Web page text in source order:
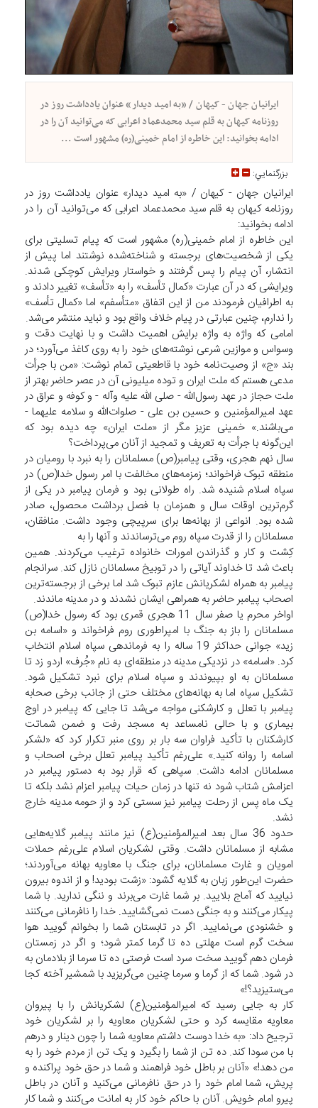
ایرانیان جهان - کیهان / «به امید دیدار» عنوان یادداشت روز در
روزنامه کیهان به قلم سید محمدعماد اعرابی که می‌توانید آن را در
ادامه بخوانید: این خاطره از امام خمینی(ره) مشهور است ...
بزرگنمايي:
ایرانیان جهان - کیهان / «به امید دیدار» عنوان یادداشت روز در
روزنامه کیهان به قلم سید محمدعماد اعرابی که می‌توانید آن را در
ادامه بخوانید:
این خاطره از امام خمینی(ره) مشهور است که پیام تسلیتی برای
یکی از شخصیت‌های برجسته و شناخته‌شده نوشتند اما پیش از
انتشار، آن پیام را پس گرفتند و خواستار ویرایش کوچکی شدند.
ویرایشی که در آن عبارت «کمال تأسف» را به «تأسف» تغییر دادند و
به اطرافیان فرمودند من از این اتفاق «متأسفم» اما «کمال تأسف»
را ندارم، چنین عبارتی در پیام خلاف واقع بود و نباید منتشر می‌شد.
امامی که واژه به واژه برایش اهمیت داشت و با نهایت دقت و
وسواس و موازین شرعی نوشته‌های خود را به روی کاغذ می‌آورد؛ در
بند «ج» از وصیت‌نامه خود با قاطعیتی تمام نوشت: «من با جرأت
مدعی هستم که ملت ایران و توده میلیونی آن در عصر حاضر بهتر از
ملت حجاز در عهد رسول‌الله - صلی الله علیه وآله - و کوفه و عراق در
عهد امیرالمؤمنین و حسین بن علی - صلوات‌الله و سلامه علیهما -
می‌باشند.» خمینی عزیز مگر از «ملت ایران» چه دیده بود که
این‌گونه با جرأت به تعریف و تمجید از آنان می‌پرداخت؟
سال نهم هجری، وقتی پیامبر(ص) مسلمانان را به نبرد با رومیان در
منطقه تبوک فراخواند؛ زمزمه‌های مخالفت با امر رسول خدا(ص) در
سپاه اسلام شنیده شد. راه طولانی بود و فرمان پیامبر در یکی از
گرم‌ترین اوقات سال و همزمان با فصل برداشت محصول، صادر
شده بود. انواعی از بهانه‌ها برای سرپیچی وجود داشت. منافقان،
مسلمانان را از قدرت سپاه روم می‌ترساندند و آنها را به
کِشت و کار و گذراندن امورات خانواده ترغیب می‌کردند. همین
باعث شد تا خداوند آیاتی را در توبیخ مسلمانان نازل کند. سرانجام
پیامبر به همراه لشکریانش عازم تبوک شد اما برخی از برجسته‌ترین
اصحاب پیامبر حاضر به همراهی ایشان نشدند و در مدینه ماندند.
اواخر محرم یا صفر سال 11 هجری قمری بود که رسول خدا(ص)
مسلمانان را باز به جنگ با امپراطوری روم فراخواند و «اسامه بن
زید» جوانی حداکثر 19 ساله را به فرماندهی سپاه اسلام انتخاب
کرد. «اسامه» در نزدیکی مدینه در منطقه‌ای به نام «جُرف» اردو زد تا
مسلمانان به او بپیوندند و سپاه اسلام برای نبرد تشکیل شود.
تشکیل سپاه اما به بهانه‌های مختلف حتی از جانب برخی صحابه
پیامبر با تعلل و کارشکنی مواجه می‌شد تا جایی که پیامبر در اوج
بیماری و با حالی نامساعد به مسجد رفت و ضمن شماتت
کارشکنان با تأکید فراوان سه بار بر روی منبر تکرار کرد که «لشکر
اسامه را روانه کنید.» علی‌رغم تأکید پیامبر تعلل برخی اصحاب و
مسلمانان ادامه داشت. سپاهی که قرار بود به دستور پیامبر در
اعزامش شتاب شود نه تنها در زمان حیات پیامبر اعزام نشد بلکه تا
یک ماه پس از رحلت پیامبر نیز سستی کرد و از حومه مدینه خارج
نشد.
حدود 36 سال بعد امیرالمؤمنین(ع) نیز مانند پیامبر گلایه‌هایی
مشابه از مسلمانان داشت. وقتی لشکریان اسلام علی‌رغم حملات
امویان و غارت مسلمانان، برای جنگ با معاویه بهانه می‌آوردند؛
حضرت این‌طور زبان به گلایه گشود: «زشت بودید! و از اندوه بیرون
نیایید که آماج بلایید. بر شما غارت می‌برند و ننگی ندارید. با شما
پیکار می‌کنند و به جنگی دست نمی‌گشایید. خدا را نافرمانی می‌کنند
و خشنودی می‌نمایید. اگر در تابستان شما را بخوانم گویید هوا
سخت گرم است مهلتی ده تا گرما کمتر شود؛ و اگر در زمستان
فرمان دهم گویید سخت سرد است فرصتی ده تا سرما از بلادمان به
در شود. شما که از گرما و سرما چنین می‌گریزید با شمشیر آخته کجا
می‌ستیزید؟!»
کار به جایی رسید که امیرالمؤمنین(ع) لشکریانش را با پیروان
معاویه مقایسه کرد و حتی لشکریان معاویه را بر لشکریان خود
ترجیح داد: «به خدا دوست داشتم معاویه شما را چون دینار و درهم
با من سودا کند. ده تن از شما را بگیرد و یک تن از مردم خود را به
من دهد!» «آنان بر باطل خود فراهمند و شما در حق خود پراکنده و
پریش، شما امام خود را در حق نافرمانی می‌کنید و آنان در باطل
پیرو امام خویش. آنان با حاکم خود کار به امانت می‌کنند و شما کار